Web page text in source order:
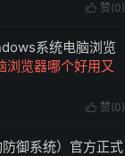
 赞(0)
系统电脑浏览
浏览器哪个好用又
 赞(0)
御系统）官方正式